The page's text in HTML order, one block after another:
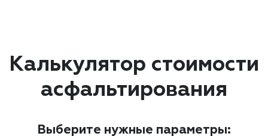
Калькулятор стоимости
асфальтирования
Выберите нужные параметры: